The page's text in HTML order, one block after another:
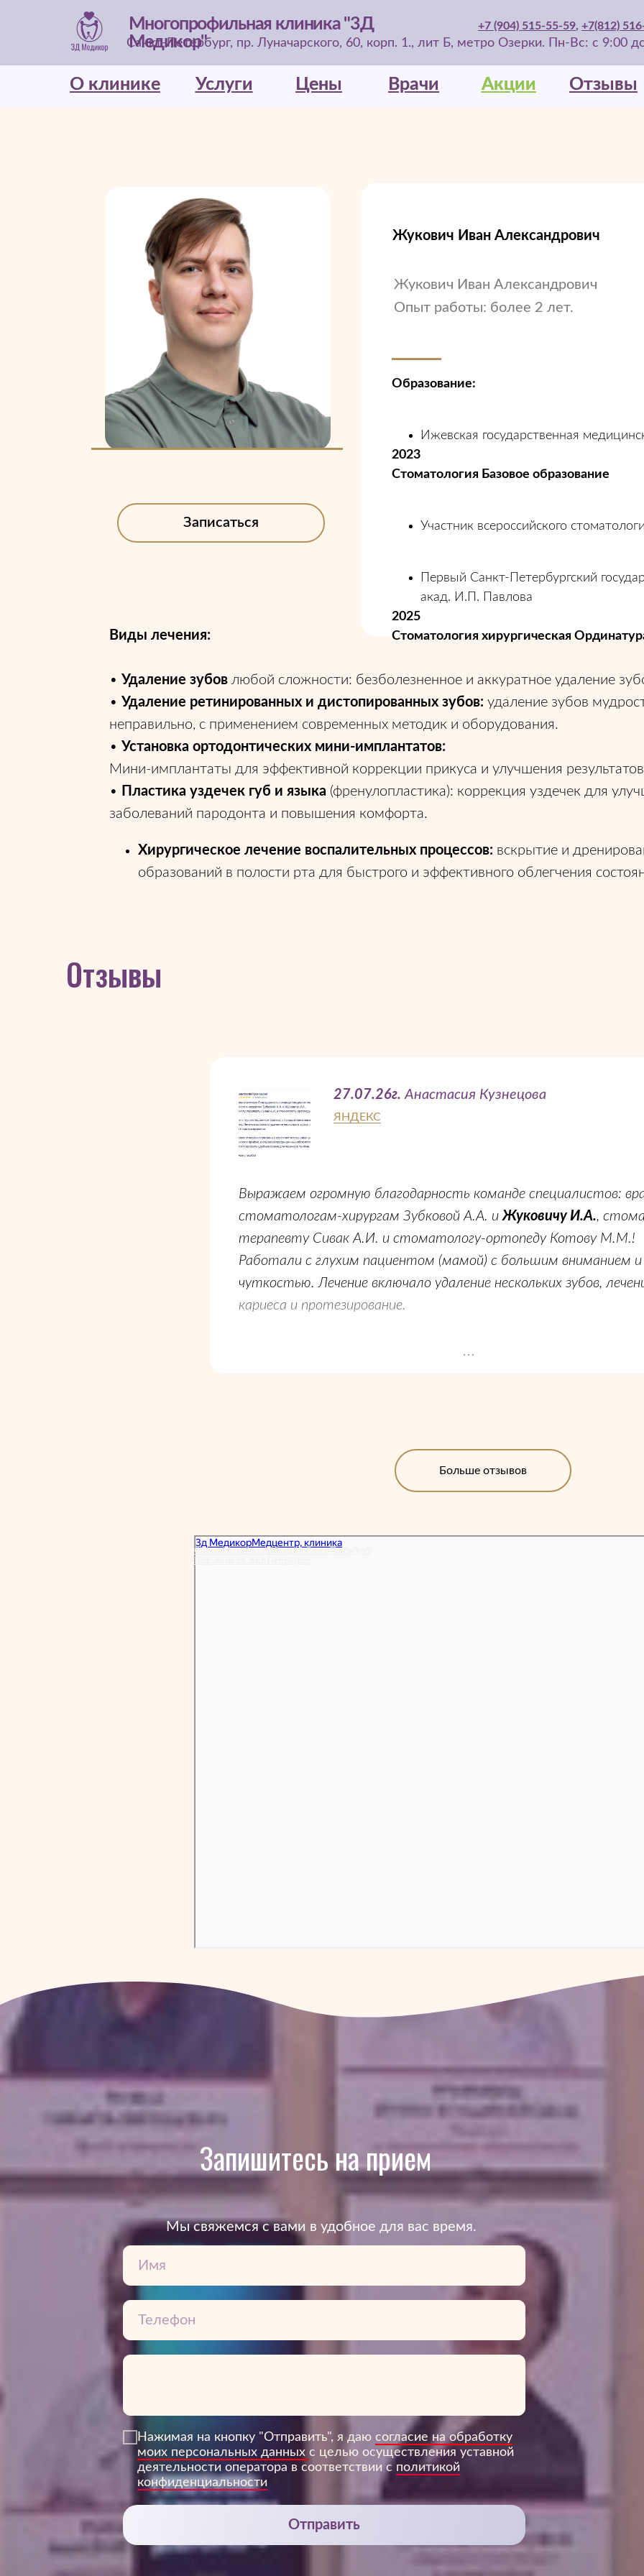
Многопрофильная клиника "3Д
Медикор"
Санкт-Петербург, пр. Луначарского, 60, корп. 1., лит Б, метро Озерки. Пн-Вс: с 9:00
+7 (904) 515-55-59, +7(812)
О клинике
О клинике Услуги
Услуги Цены
Цены Врачи
Врачи Акции
Акции Отзывы
Отзывы
Жукович Иван Александрович
Опыт работы: более 2 лет.
Записаться
Жукович Иван Александрович
Образование:
Ижевская государственная
2023
Стоматология Базовое образование
Участник всероссийского
Первый Санкт-Петербургский
акад. И.П. Павлова
2025
Стоматология хирургическая
Виды лечения:
• Удаление зубов любой сложности: безболезненное и аккуратное удаление
• Удаление ретинированных и дистопированных зубов: удаление зубов
неправильно, с применением современных методик и оборудования.
• Установка ортодонтических мини-имплантатов:
Мини-имплантаты для эффективной коррекции прикуса и улучшения
•
Пластика уздечек губ и языка (френулопластика): коррекция уздечек для
заболеваний пародонта и повышения комфорта.
Хирургическое лечение воспалительных процессов: вскрытие и
образований в полости рта для быстрого и эффективного облегчения
Отзывы
27.07.26г. Анастасия Кузнецова
ЯНДЕКС
Выражаем огромную благодарность команде специалистов:
стоматологам-хирургам Зубковой А.А. иЖуковичу И.А.,
терапевту Сивак А.И. и стоматологу-ортопеду Котову М.М.!
Работали с глухим пациентом (мамой) с большим вниманием и
чуткостью. Лечение включало удаление нескольких зубов,
кариеса и протезирование.
Больше отзывов
Стоматологическая клиника в Санкт‑Петербурге
Подология в Санкт‑Петербурге
Запишитесь на прием
Mы свяжемся с вами в удобное для вас время.
Нажимая на кнопку "Отправить", я даю согласие на обработку
моих персональных данных с целью осуществления уставной
деятельности оператора в соответствии с политикой
конфиденциальности
Отправить